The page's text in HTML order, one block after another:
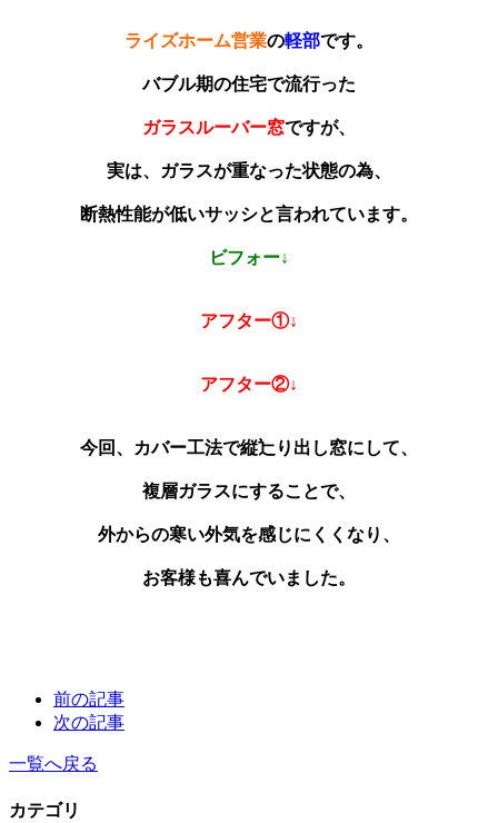
ライズホーム営業の軽部です。
バブル期の住宅で流行った
ガラスルーバー窓ですが、
実は、ガラスが重なった状態の為、
断熱性能が低いサッシと言われています。
ビフォー↓
アフター①↓
アフター②↓
今回、カバー工法で縦辷り出し窓にして、
複層ガラスにすることで、
外からの寒い外気を感じにくくなり、
お客様も喜んでいました。
前の記事
次の記事
一覧へ戻る
カテゴリ